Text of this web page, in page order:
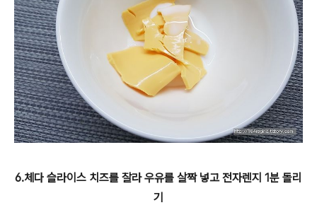
6.체다 슬라이스 치즈를 잘라 우유를 살짝 넣고 전자렌지 1분 돌리
기